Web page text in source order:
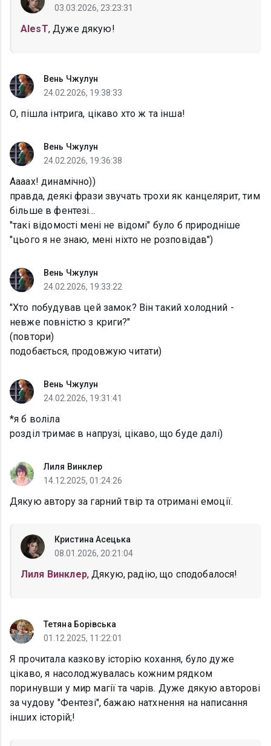
03.03.2026, 23:23:31
AlesT, Дуже дякую!
Вень Чжулун
24.02.2026, 19:38:33
О, пішла інтрига, цікаво хто ж та інша!
Вень Чжулун
24.02.2026, 19:36:38
Аааах! динамічно))
правда, деякі фрази звучать трохи як канцелярит, тим
більше в фентезі...
"такі відомості мені не відомі" було б природніше
"цього я не знаю, мені ніхто не розповідав")
Вень Чжулун
24.02.2026, 19:33:22
"Хто побудував цей замок? Він такий холодний -
невже повністю з криги?"
(повтори)
подобається, продовжую читати)
Вень Чжулун
24.02.2026, 19:31:41
*я б воліла
розділ тримає в напрузі, цікаво, що буде далі)
Лиля Винклер
14.12.2025, 01:24:26
Дякую автору за гарний твір та отримані емоції.
Кристина Асецька
08.01.2026, 20:21:04
Лиля Винклер, Дякую, радію, що сподобалося!
Тетяна Борівська
01.12.2025, 11:22:01
Я прочитала казкову історію кохання, було дуже
цікаво, я насолоджувалась кожним рядком
поринувши у мир магії та чарів. Дуже дякую авторові
за чудову "Фентезі", бажаю натхнення на написання
інших історій;!